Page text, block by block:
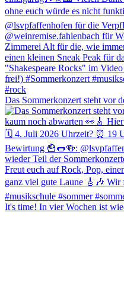
Das Sommerkonzert steht vor
It's time! In vier Wochen ist